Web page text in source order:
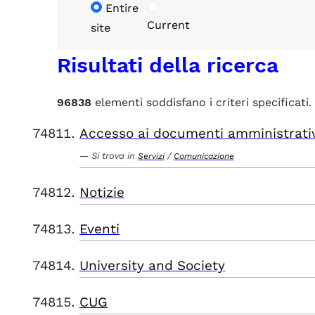
Entire
site
Current
Risultati della ricerca
96838 elementi soddisfano i criteri specificati.
Accesso ai documenti
Si trova in Servizi / Comunicazione
Notizie
Eventi
University and Society
CUG